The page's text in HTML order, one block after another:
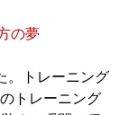
の夢
。トレーニング
トレーニング